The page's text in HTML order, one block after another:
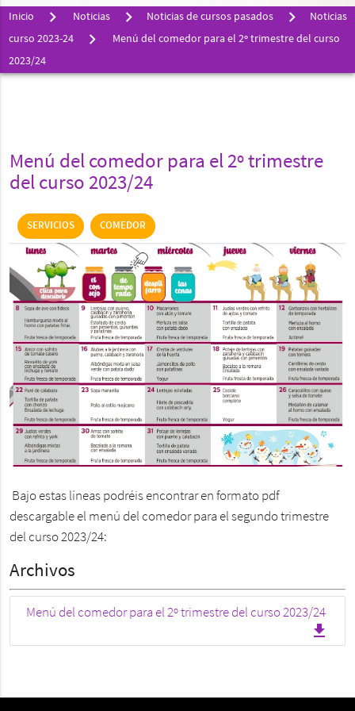
Inicio Noticias Noticias de cursos pasados
Noticias
curso 2023-24
Menú del comedor para el 2º trimestre del curso
2023/24
Menú del comedor para el 2º trimestre
del curso 2023/24
SERVICIOS COMEDOR
Bajo estas líneas podréis encontrar en formato pdf
descargable el menú del comedor para el segundo trimestre
del curso 2023/24:
Archivos
Menú del comedor para el 2º trimestre del curso 2023/24
file_download